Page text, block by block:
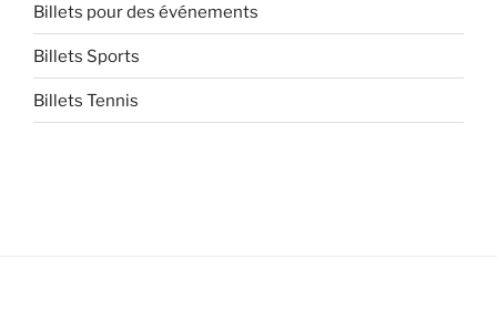
Billets pour des événements
Billets Sports
Billets Tennis